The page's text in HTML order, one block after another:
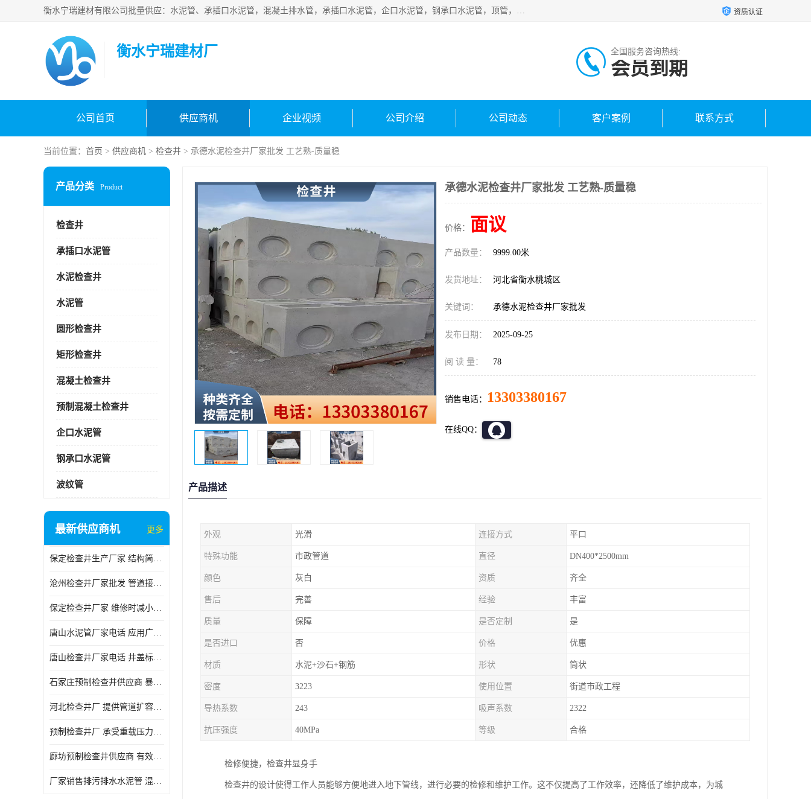
衡水宁瑞建材有限公司批量供应：水泥管、承插口水泥管，混凝土排水管，承插口水泥管，企口水泥管，钢承口水泥管，顶管，平口水泥管，水泥检查井，混凝土检查井，预制混凝土检查井，矩形检查井，圆形检查井等产品。 资质认证
衡水宁瑞建材厂 全国服务咨询热线:
会员到期
公司首页 供应商机 企业视频 公司介绍 公司动态 客户案例 联系方式
当前位置： 首页 > 供应商机 > 检查井 > 承德水泥检查井厂家批发 工艺熟-质量稳
产品分类 Product
检查井
承插口水泥管
水泥检查井
水泥管
圆形检查井
矩形检查井
混凝土检查井
预制混凝土检查井
企口水泥管
钢承口水泥管
波纹管
最新供应商机 更多
保定检查井生产厂家 结构简单易于安装
沧州检查井厂家批发 管道接口密封良好
保定检查井厂家 维修时减小交通影响
唐山水泥管厂家电话 应用广泛领域多样
唐山检查井厂家电话 井盖标识清晰无误
石家庄预制检查井供应商 暴雨季节排水畅通
河北检查井厂 提供管道扩容接口
预制检查井厂 承受重载压力稳定
廊坊预制检查井供应商 有效引导分流雨水
厂家销售排污排水水泥管 混凝土钢筋水泥管 承插式混凝土排水管
承德水泥检查井厂家批发 工艺熟-质量稳
价格： 面议
产品数量： 9999.00米
发货地址： 河北省衡水桃城区
关键词： 承德水泥检查井厂家批发
发布日期： 2025-09-25
阅 读 量： 78
销售电话： 13303380167
在线QQ：
产品描述
外观 光滑 连接方式 平口
特殊功能 市政管道 直径 DN400*2500mm
颜色 灰白 资质 齐全
售后 完善 经验 丰富
质量 保障 是否定制 是
是否进口 否 价格 优惠
材质 水泥+沙石+钢筋 形状 筒状
密度 3223 使用位置 街道市政工程
导热系数 243 吸声系数 2322
抗压强度 40MPa 等级 合格
检修便捷，检查井显身手
检查井的设计使得工作人员能够方便地进入地下管线，进行必要的检修和维护工作。这不仅提高了工作效率，还降低了维护成本，为城